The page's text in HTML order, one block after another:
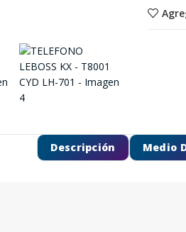
Descripción Medio